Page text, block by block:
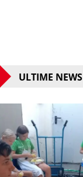
ULTIME NEWS